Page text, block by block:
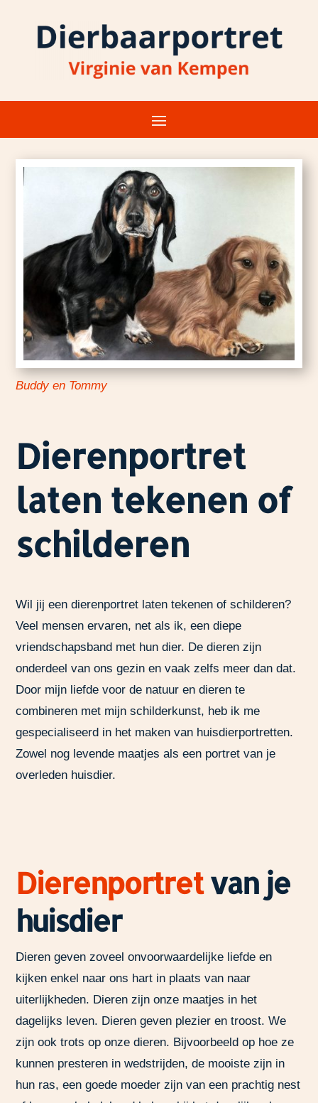
Buddy en Tommy
Dierenportret
laten tekenen of
schilderen
Wil jij een dierenportret laten tekenen of schilderen?
Veel mensen ervaren, net als ik, een diepe
vriendschapsband met hun dier. De dieren zijn
onderdeel van ons gezin en vaak zelfs meer dan dat.
Door mijn liefde voor de natuur en dieren te
combineren met mijn schilderkunst, heb ik me
gespecialiseerd in het maken van huisdierportretten.
Zowel nog levende maatjes als een portret van je
overleden huisdier.
Dierenportretvan je
huisdier
Dieren geven zoveel onvoorwaardelijke liefde en
kijken enkel naar ons hart in plaats van naar
uiterlijkheden. Dieren zijn onze maatjes in het
dagelijks leven. Dieren geven plezier en troost. We
zijn ook trots op onze dieren. Bijvoorbeeld op hoe ze
kunnen presteren in wedstrijden, de mooiste zijn in
hun ras, een goede moeder zijn van een prachtig nest